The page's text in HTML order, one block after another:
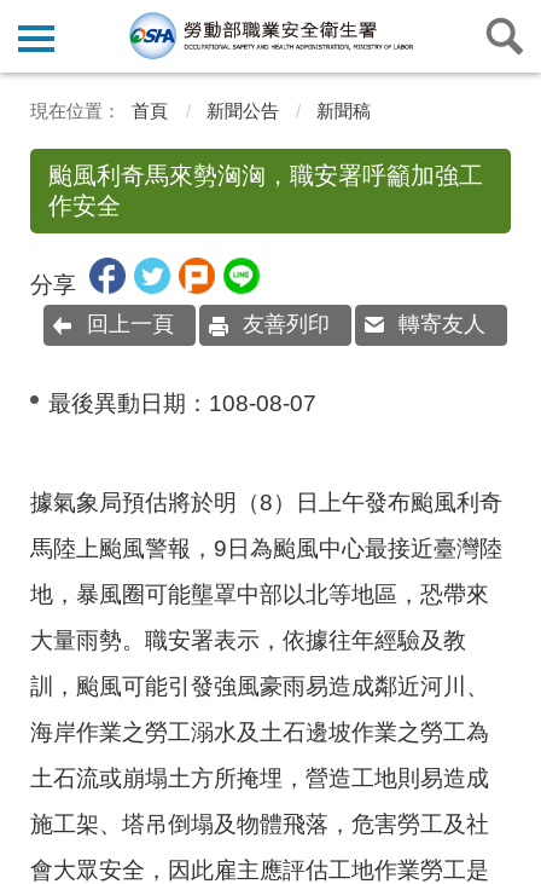
首頁 新聞公告 新聞稿
颱風利奇馬來勢洶洶，職安署呼籲加強工
作安全
分享
回上一頁 友善列印 轉寄友人
最後異動日期： 108-08-07
據氣象局預估將於明（8）日上午發布颱風利奇
馬陸上颱風警報， 9日為颱風中心最接近臺灣陸
地，暴風圈可能壟罩中部以北等地區，恐帶來
大量雨勢。職安署表示，依據往年經驗及教
訓，颱風可能引發強風豪雨易造成鄰近河川、
海岸作業之勞工溺水及土石邊坡作業之勞工為
土石流或崩塌土方所掩埋，營造工地則易造成
施工架、塔吊倒塌及物體飛落，危害勞工及社
會大眾安全，因此雇主應評估工地作業勞工是